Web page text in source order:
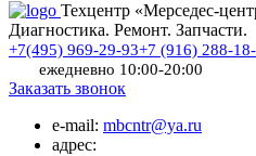
Техцентр «Мерседес-
Диагностика. Ремонт. Запчасти.
+7(495) 969-29-93+7 (916) 288-
ежедневно 10:00-20:00
Заказать звонок
e-mail: mbcntr@ya.ru
адрес: